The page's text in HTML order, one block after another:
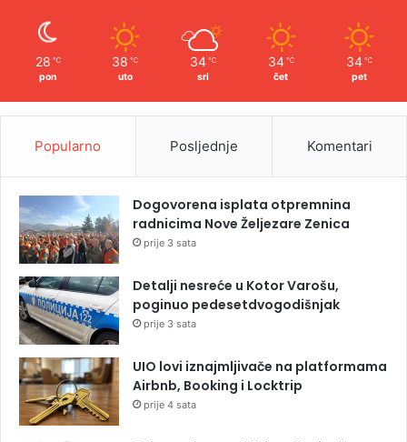
28 ℃
pon
38 ℃
uto
34 ℃
sri
34 ℃
čet
34 ℃
pet
Popularno Posljednje Komentari
Dogovorena isplata otpremnina
radnicima Nove Željezare Zenica
prije 3 sata
Detalji nesreće u Kotor Varošu,
poginuo pedesetdvogodišnjak
prije 3 sata
UIO lovi iznajmljivače na platformama
Airbnb, Booking i Locktrip
prije 4 sata